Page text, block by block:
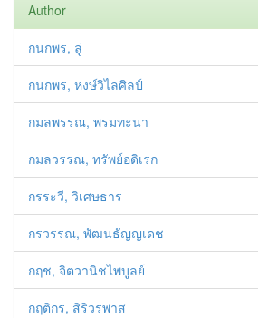
Author
กนกพร, ลู่
กนกพร, หงษ์วิไลศิลป์
กมลพรรณ, พรมทะนา
กมลวรรณ, ทรัพย์อดิเรก
กรระวี, วิเศษธาร
กรวรรณ, พัฒนธัญญเดช
กฤช, จิตวานิชไพบูลย์
กฤติกร, สิริวรพาส